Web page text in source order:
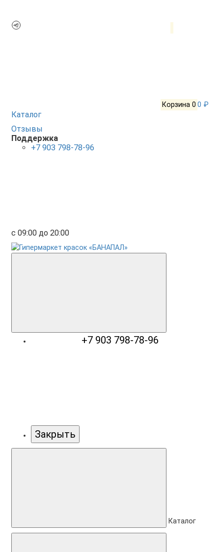
Корзина 0 0 ₽
Каталог
Отзывы
Поддержка
+7 903 798-78-96
с 09:00 до 20:00
+7 903 798-78-96
Закрыть
Каталог